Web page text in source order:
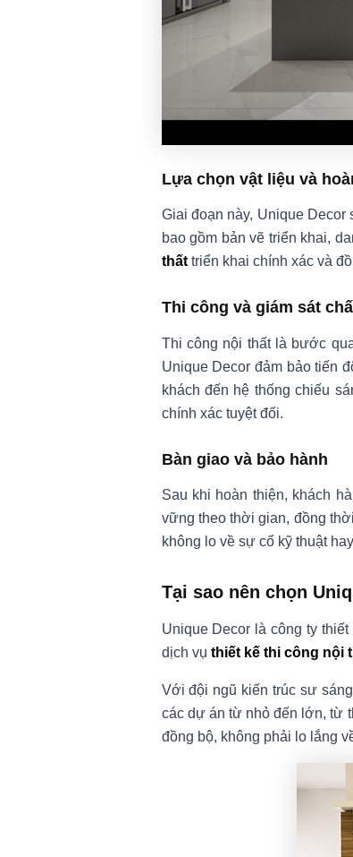
Lựa chọn vật liệu và
Giai đoạn này, Unique
bao gồm bản vẽ triển khai,
thấttriển khai chính xác và
Thi công và giám sát
Thi công nội thất là bước
Unique Decor đảm bảo tiến
khách đến hệ thống chiếu
chính xác tuyệt đối.
Bàn giao và bảo hành
Sau khi hoàn thiện, khách
vững theo thời gian, đồng
không lo về sự cố kỹ thuật
Tại sao nên chọn
Unique Decor là công ty
dịch vụ thiết kế thi công nội
Với đội ngũ kiến trúc sư
các dự án từ nhỏ đến lớn, từ
đồng bộ, không phải lo lắng